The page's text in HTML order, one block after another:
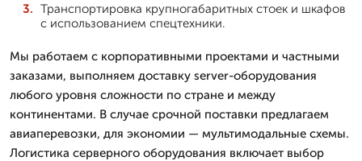
Транспортировка крупногабаритных стоек и шкафов
с использованием спецтехники.
Мы работаем с корпоративными проектами и частными
заказами, выполняем доставку server-оборудования
любого уровня сложности по стране и между
континентами. В случае срочной поставки предлагаем
авиаперевозки, для экономии — мультимодальные схемы.
Логистика серверного оборудования включает выбор